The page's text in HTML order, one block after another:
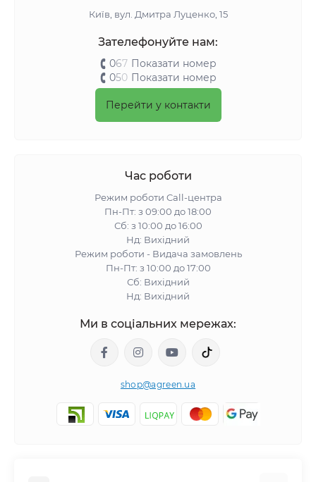
Київ, вул. Дмитра Луценко, 15
Зателефонуйте нам:
067 Показати номер
050 Показати номер
Перейти у контакти
Час роботи
Режим роботи Call-центра
Пн-Пт: з 09:00 до 18:00
Сб: з 10:00 до 16:00
Нд: Вихідний
Режим роботи - Видача замовлень
Пн-Пт: з 10:00 до 17:00
Сб: Вихідний
Нд: Вихідний
Ми в соціальних мережах:
shop@agreen.ua